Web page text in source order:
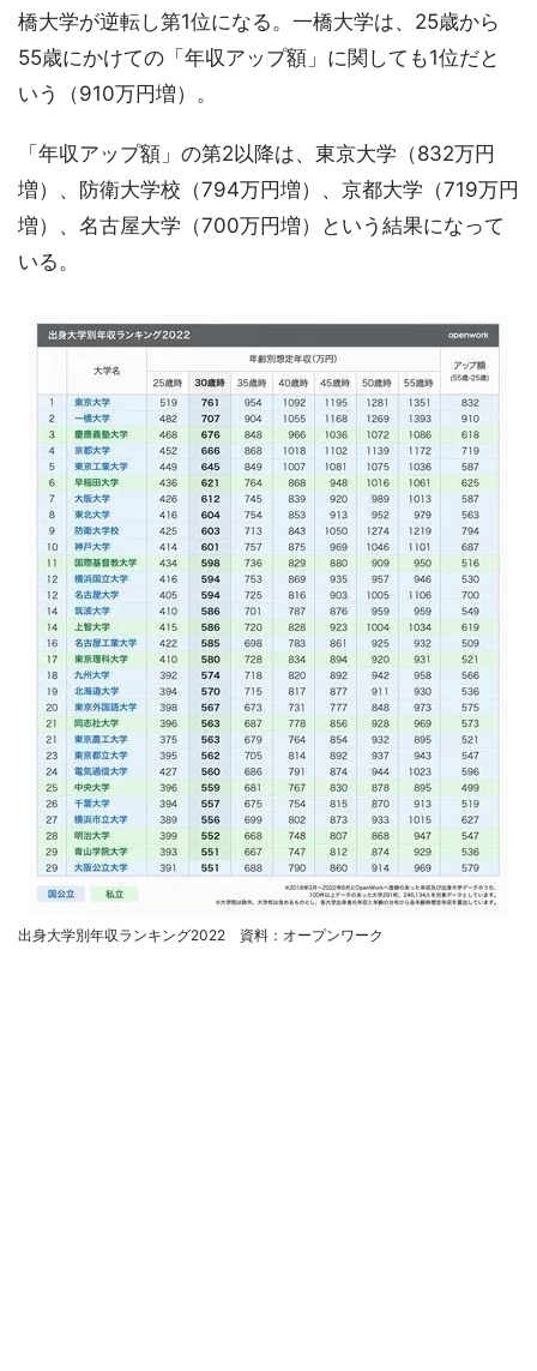
橋大学が逆転し第1位になる。一橋大学は、25歳から
55歳にかけての「年収アップ額」に関しても1位だと
いう（910万円増）。
「年収アップ額」の第2以降は、東京大学（832万円
増）、防衛大学校（794万円増）、京都大学（719万円
増）、名古屋大学（700万円増）という結果になって
いる。
出身大学別年収ランキング2022 資料：オープンワーク